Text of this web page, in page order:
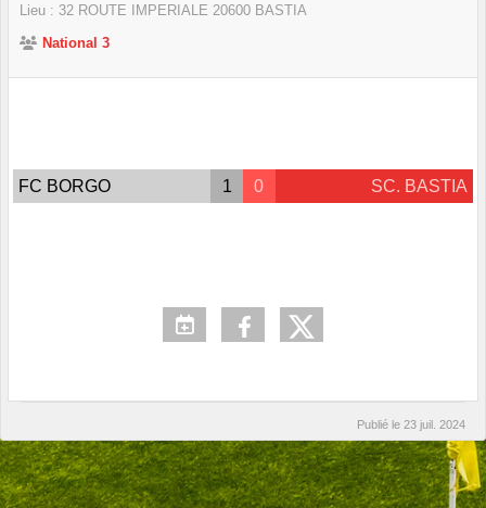
Lieu : 32 ROUTE IMPERIALE 20600 BASTIA
National 3
FC BORGO 1 0 SC. BASTIA
Publié le 23 juil. 2024